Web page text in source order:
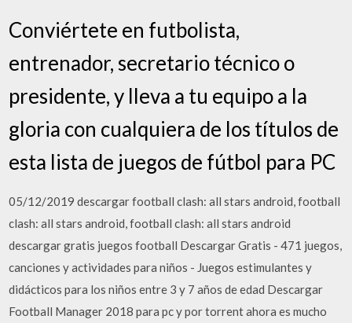
Conviértete en futbolista,
entrenador, secretario técnico o
presidente, y lleva a tu equipo a la
gloria con cualquiera de los títulos de
esta lista de juegos de fútbol para PC
05/12/2019 descargar football clash: all stars android, football
clash: all stars android, football clash: all stars android
descargar gratis juegos football Descargar Gratis - 471 juegos,
canciones y actividades para niños - Juegos estimulantes y
didácticos para los niños entre 3 y 7 años de edad Descargar
Football Manager 2018 para pc y por torrent ahora es mucho